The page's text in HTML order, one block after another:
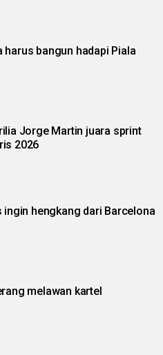
harus bangun hadapi Piala
Jorge Martin juara sprint
2026
ingin hengkang dari Barcelona
melawan kartel